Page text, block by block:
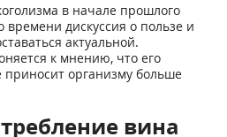
в начале прошлого
времени дискуссия о пользе и
актуальной.
к мнению, что его
организму больше
вина